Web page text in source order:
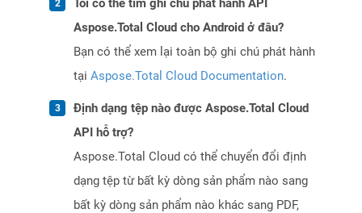
Tôi có thể tìm ghi chú phát hành API
Aspose.Total Cloud cho Android ở đâu?
Bạn có thể xem lại toàn bộ ghi chú phát hành
tại Aspose.Total Cloud Documentation.
Định dạng tệp nào được Aspose.Total Cloud
API hỗ trợ?
Aspose.Total Cloud có thể chuyển đổi định
dạng tệp từ bất kỳ dòng sản phẩm nào sang
bất kỳ dòng sản phẩm nào khác sang PDF,